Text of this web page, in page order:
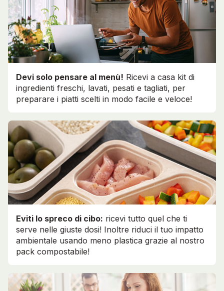
Devi solo pensare al menù! Ricevi a casa kit di
ingredienti freschi, lavati, pesati e tagliati, per
preparare i piatti scelti in modo facile e veloce!
Eviti lo spreco di cibo: ricevi tutto quel che ti
serve nelle giuste dosi! Inoltre riduci il tuo impatto
ambientale usando meno plastica grazie al nostro
pack compostabile!